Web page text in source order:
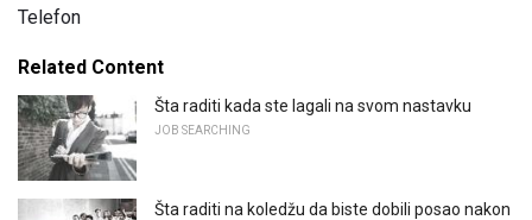
Telefon
Related Content
Šta raditi kada ste lagali na svom nastavku
JOB SEARCHING
Šta raditi na koledžu da biste dobili posao nakon